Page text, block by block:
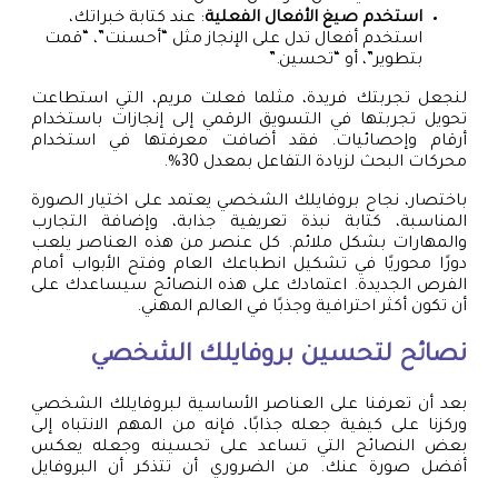
استخدم صيغ الأفعال الفعلية: عند كتابة خبراتك،
استخدم أفعال تدل على الإنجاز مثل “أحسنت”، “قمت
بتطوير”، أو “تحسين.”
لنجعل تجربتك فريدة، مثلما فعلت مريم، التي استطاعت
تحويل تجربتها في التسويق الرقمي إلى إنجازات باستخدام
أرقام وإحصائيات. فقد أضافت معرفتها في استخدام
محركات البحث لزيادة التفاعل بمعدل 30%.
باختصار، نجاح بروفايلك الشخصي يعتمد على اختيار الصورة
المناسبة، كتابة نبذة تعريفية جذابة، وإضافة التجارب
والمهارات بشكل ملائم. كل عنصر من هذه العناصر يلعب
دورًا محوريًا في تشكيل انطباعك العام وفتح الأبواب أمام
الفرص الجديدة. اعتمادك على هذه النصائح سيساعدك على
أن تكون أكثر احترافية وجذبًا في العالم المهني.
نصائح لتحسين بروفايلك الشخصي
بعد أن تعرفنا على العناصر الأساسية لبروفايلك الشخصي
وركزنا على كيفية جعله جذابًا، فإنه من المهم الانتباه إلى
بعض النصائح التي تساعد على تحسينه وجعله يعكس
أفضل صورة عنك. من الضروري أن تتذكر أن البروفايل